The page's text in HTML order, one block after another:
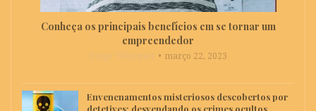
Conheça os principais benefícios em se tornar um
empreendedor
março 22, 2023
Envenenamentos misteriosos descobertos por
detetives: desvendando os crimes ocultos